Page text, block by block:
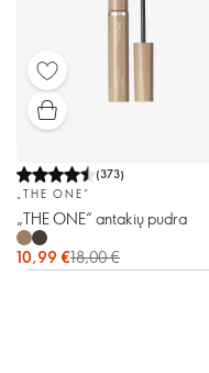
(373)
„THE ONE“
„THE ONE“ antakių pudra
10,99 €18,00 €